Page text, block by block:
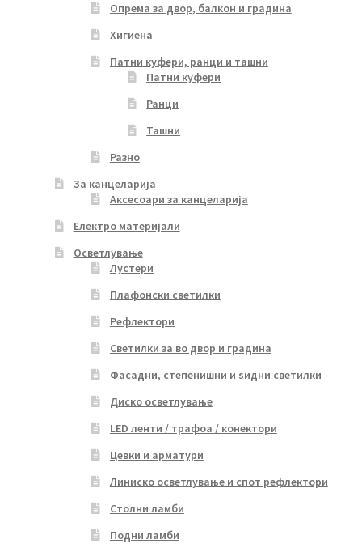
Опрема за двор, балкон и градина
Хигиена
Патни куфери, ранци и ташни
Патни куфери
Ранци
Ташни
Разно
За канцеларија
Аксесоари за канцеларија
Електро материјали
Осветлување
Лустери
Плафонски светилки
Рефлектори
Светилки за во двор и градина
Фасадни, степенишни и ѕидни светилки
Диско осветлување
LED ленти / трафоа / конектори
Цевки и арматури
Линиско осветлување и спот рефлектори
Столни ламби
Подни ламби